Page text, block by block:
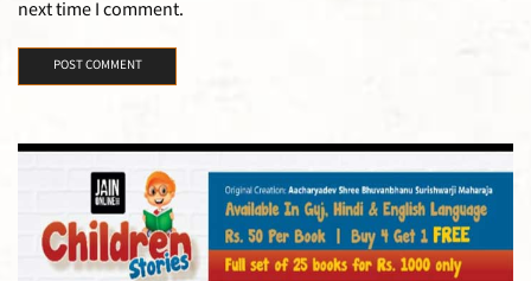
next time I comment.